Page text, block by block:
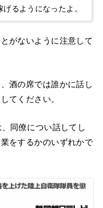
るようになったよ。
がないように注意して
酒の席では誰かに話し
てください。
同僚につい話してし
をするかのいずれかで